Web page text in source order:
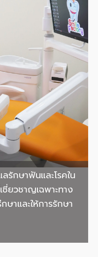
รักษาฟันและโรคใน
ยวชาญเฉพาะทาง
าและให้การรักษา